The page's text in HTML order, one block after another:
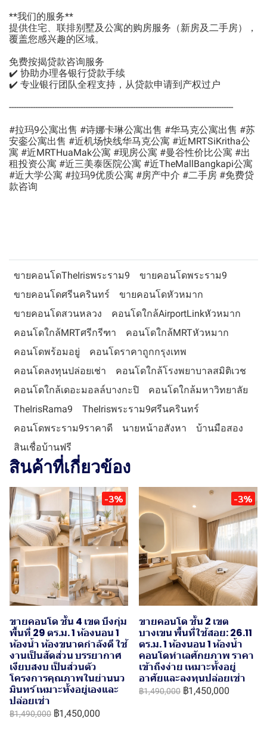
**我们的服务**
提供住宅、联排别墅及公寓的购房服务（新房及二手房），
覆盖您感兴趣的区域。
免费按揭贷款咨询服务
✔️ 协助办理各银行贷款手续
✔️ 专业银行团队全程支持，从贷款申请到产权过户
----------------------------------------------------------------------------------------------
#拉玛9公寓出售 #诗娜卡琳公寓出售 #华马克公寓出售 #苏
安銮公寓出售 #近机场快线华马克公寓 #近MRTSiKritha公
寓 #近MRTHuaMak公寓 #现房公寓 #曼谷性价比公寓 #出
租投资公寓 #近三美泰医院公寓 #近TheMallBangkapi公寓
#近大学公寓 #拉玛9优质公寓 #房产中介 #二手房 #免费贷
款咨询
ขายคอนโดTheIrisพระราม9
ขายคอนโดพระราม9
ขายคอนโดศรีนครินทร์
ขายคอนโดหัวหมาก
ขายคอนโดสวนหลวง
คอนโดใกล้AirportLinkหัวหมาก
คอนโดใกล้MRTศรีกรีฑา
คอนโดใกล้MRTหัวหมาก
คอนโดพร้อมอยู่
คอนโดราคาถูกกรุงเทพ
คอนโดลงทุนปล่อยเช่า
คอนโดใกล้โรงพยาบาลสมิติเวช
คอนโดใกล้เดอะมอลล์บางกะปิ
คอนโดใกล้มหาวิทยาลัย
TheIrisRama9
TheIrisพระราม9ศรีนครินทร์
คอนโดพระราม9ราคาดี
นายหน้าอสังหา
บ้านมือสอง
สินเชื่อบ้านฟรี
สินค้าที่เกี่ยวข้อง
-3%
ขายคอนโด ชั้น 4 เขต บึงกุ่ม
พื้นที่ 29 ตร.ม. 1 ห้องนอน 1
ห้องน้ำ ห้องขนาดกำลังดี ใช้
งานเป็นสัดส่วน บรรยากาศ
เงียบสงบ เป็นส่วนตัว
โครงการคุณภาพในย่านนว
มินทร์ เหมาะทั้งอยู่เองและ
ปล่อยเช่า
฿1,490,000 ฿1,450,000
-3%
ขายคอนโด ชั้น 2 เขต
บางเขน พื้นที่ใช้สอย: 26.11
ตร.ม. 1 ห้องนอน 1 ห้องน้ำ
คอนโดทำเลศักยภาพ ราคา
เข้าถึงง่าย เหมาะทั้งอยู่
อาศัยและลงทุนปล่อยเช่า
฿1,490,000 ฿1,450,000